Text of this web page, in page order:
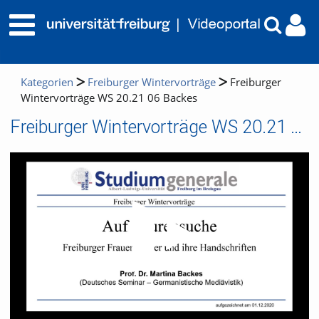
Kategorien Freiburger Wintervorträge
Freiburger
Wintervorträge WS 20.21 06 Backes
Freiburger Wintervorträge WS 20.21 06 Backes